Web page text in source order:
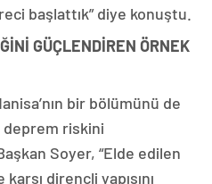
başlattık” diye konuştu.
GÜÇLENDİREN ÖRNEK
bir bölümünü de
deprem riskini
Soyer, “Elde edilen
dirençli yapısını